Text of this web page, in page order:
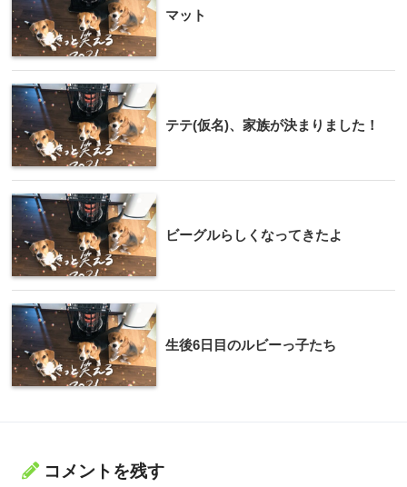
マット
テテ(仮名)、家族が決まりました！
ビーグルらしくなってきたよ
生後6日目のルビーっ子たち
コメントを残す